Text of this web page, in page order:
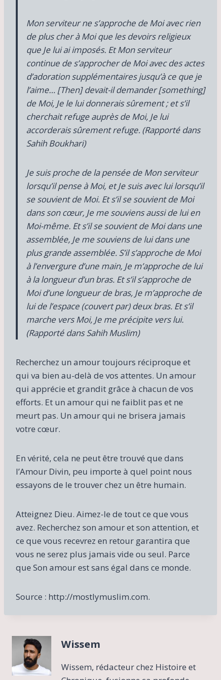
Mon serviteur ne s’approche de Moi avec rien
de plus cher à Moi que les devoirs religieux
que Je lui ai imposés. Et Mon serviteur
continue de s’approcher de Moi avec des actes
d’adoration supplémentaires jusqu’à ce que je
l’aime… [Then] devait-il demander [something]
de Moi, Je le lui donnerais sûrement ; et s’il
cherchait refuge auprès de Moi, Je lui
accorderais sûrement refuge. (Rapporté dans
Sahih Boukhari)
Je suis proche de la pensée de Mon serviteur
lorsqu’il pense à Moi, et Je suis avec lui lorsqu’il
se souvient de Moi. Et s’il se souvient de Moi
dans son cœur, Je me souviens aussi de lui en
Moi-même. Et s’il se souvient de Moi dans une
assemblée, Je me souviens de lui dans une
plus grande assemblée. S’il s’approche de Moi
à l’envergure d’une main, Je m’approche de lui
à la longueur d’un bras. Et s’il s’approche de
Moi d’une longueur de bras, Je m’approche de
lui de l’espace (couvert par) deux bras. Et s’il
marche vers Moi, Je me précipite vers lui.
(Rapporté dans Sahih Muslim)
Recherchez un amour toujours réciproque et
qui va bien au-delà de vos attentes. Un amour
qui apprécie et grandit grâce à chacun de vos
efforts. Et un amour qui ne faiblit pas et ne
meurt pas. Un amour qui ne brisera jamais
votre cœur.
En vérité, cela ne peut être trouvé que dans
l’Amour Divin, peu importe à quel point nous
essayons de le trouver chez un être humain.
Atteignez Dieu. Aimez-le de tout ce que vous
avez. Recherchez son amour et son attention, et
ce que vous recevrez en retour garantira que
vous ne serez plus jamais vide ou seul. Parce
que Son amour est sans égal dans ce monde.
Source : http://mostlymuslim.com.
Wissem
Wissem, rédacteur chez Histoire et